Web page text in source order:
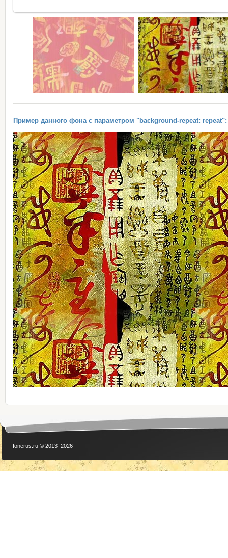
Пример данного фона с параметром "background-repeat: repeat":
fonerus.ru © 2013–2026